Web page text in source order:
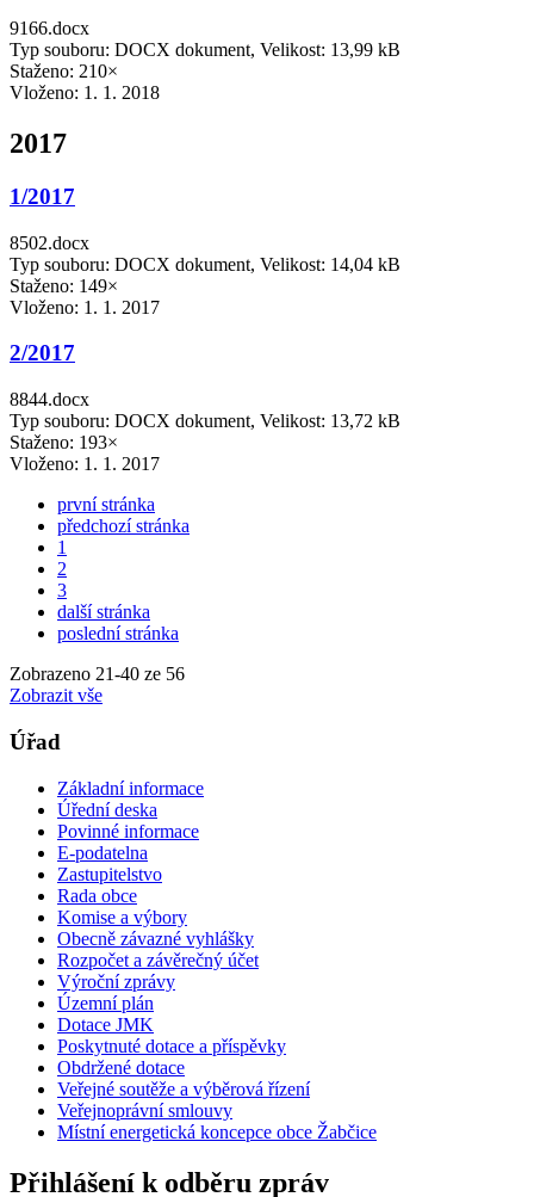
9166.docx
Typ souboru: DOCX dokument, Velikost: 13,99 kB
Staženo: 210×
Vloženo: 1. 1. 2018
2017
1/2017
8502.docx
Typ souboru: DOCX dokument, Velikost: 14,04 kB
Staženo: 149×
Vloženo: 1. 1. 2017
2/2017
8844.docx
Typ souboru: DOCX dokument, Velikost: 13,72 kB
Staženo: 193×
Vloženo: 1. 1. 2017
první stránka
předchozí stránka
1
2
3
další stránka
poslední stránka
Zobrazeno 21-40 ze 56
Zobrazit vše
Úřad
Základní informace
Úřední deska
Povinné informace
E-podatelna
Zastupitelstvo
Rada obce
Komise a výbory
Obecně závazné vyhlášky
Rozpočet a závěrečný účet
Výroční zprávy
Územní plán
Dotace JMK
Poskytnuté dotace a příspěvky
Obdržené dotace
Veřejné soutěže a výběrová řízení
Veřejnoprávní smlouvy
Místní energetická koncepce obce Žabčice
Přihlášení k odběru zpráv